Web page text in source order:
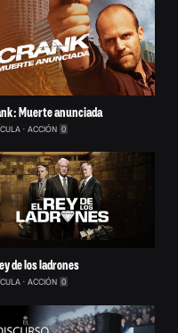
Muerte anunciada
ACCIÓN 0
de los ladrones
ACCIÓN 0